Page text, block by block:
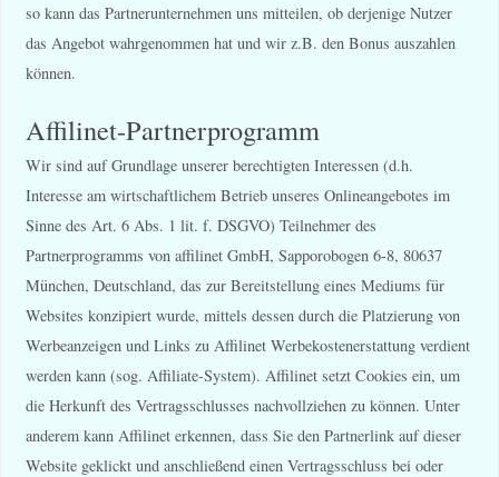
so kann das Partnerunternehmen uns mitteilen, ob derjenige Nutzer
das Angebot wahrgenommen hat und wir z.B. den Bonus auszahlen
können.
Affilinet-Partnerprogramm
Wir sind auf Grundlage unserer berechtigten Interessen (d.h.
Interesse am wirtschaftlichem Betrieb unseres Onlineangebotes im
Sinne des Art. 6 Abs. 1 lit. f. DSGVO) Teilnehmer des
Partnerprogramms von affilinet GmbH, Sapporobogen 6-8, 80637
München, Deutschland, das zur Bereitstellung eines Mediums für
Websites konzipiert wurde, mittels dessen durch die Platzierung von
Werbeanzeigen und Links zu Affilinet Werbekostenerstattung verdient
werden kann (sog. Affiliate-System). Affilinet setzt Cookies ein, um
die Herkunft des Vertragsschlusses nachvollziehen zu können. Unter
anderem kann Affilinet erkennen, dass Sie den Partnerlink auf dieser
Website geklickt und anschließend einen Vertragsschluss bei oder